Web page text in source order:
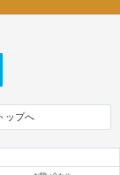
ップへ